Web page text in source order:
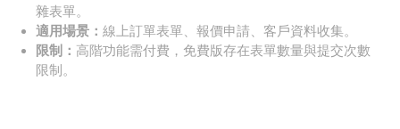
雜表單。
適用場景：線上訂單表單、報價申請、客戶資料收集。
限制： 高階功能需付費，免費版存在表單數量與提交次數
限制。